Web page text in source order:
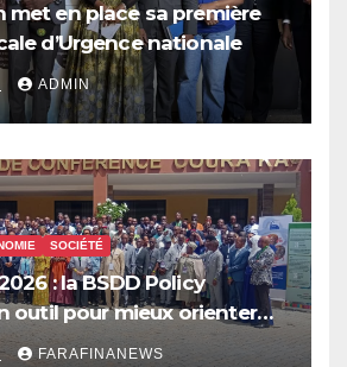
met en place sa première
d’Urgence nationale
ADMIN
SOCIÉTÉ
: la BSDD Policy
outil pour mieux orienter
publiques
FARAFINANEWS